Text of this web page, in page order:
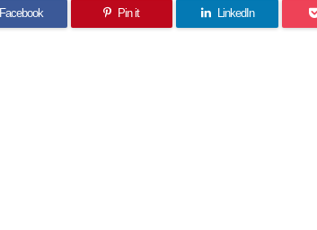
Facebook Pin it LinkedIn